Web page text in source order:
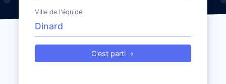
Ville de l'équidé
C'est parti